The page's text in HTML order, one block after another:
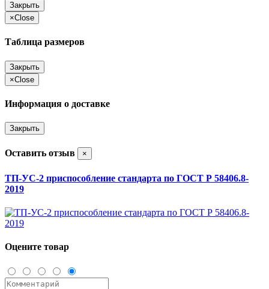
Закрыть
×Close
Таблица размеров
Закрыть
×Close
Информация о доставке
Закрыть
Оставить отзыв ×
ТП-УС-2 приспособление стандарта по ГОСТ Р 58406.8-
2019
Оцените товар